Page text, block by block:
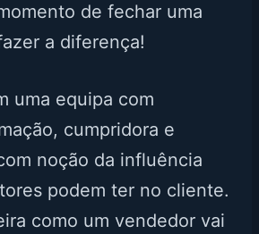
de fechar uma
a diferença!
uma equipa com
cumpridora e
noção da influência
podem ter no cliente.
como um vendedor vai